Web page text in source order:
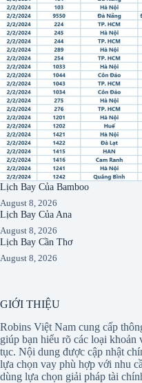
Lịch Bay Của Bamboo
August 8, 2026
Lịch Bay Của Ana
August 8, 2026
Lịch Bay Cần Thơ
August 8, 2026
GIỚI THIỆU
Robins Việt Nam cung cấp
giúp bạn hiểu rõ các loại khoản
tục. Nội dung được cập nhật
lựa chọn vay phù hợp với nhu
dùng lựa chọn giải pháp tài